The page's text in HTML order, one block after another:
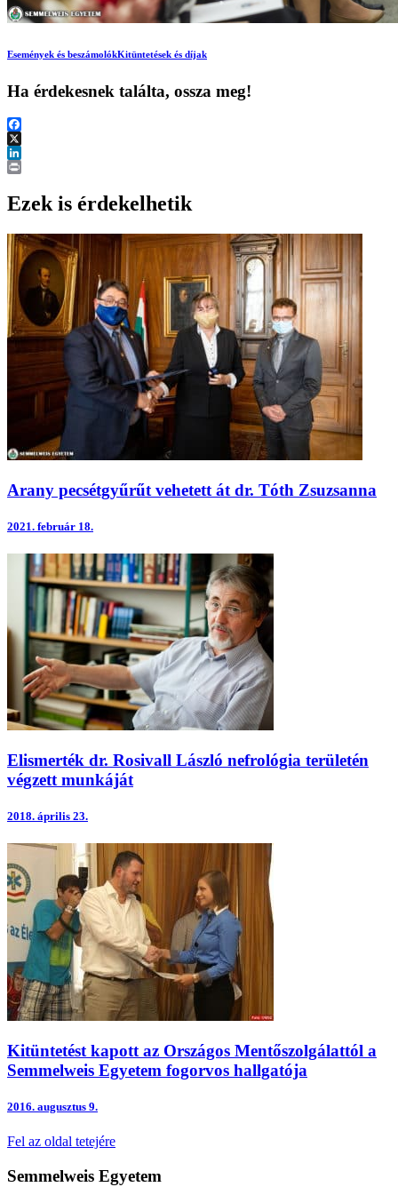
Események és beszámolókKitüntetések és díjak
Ha érdekesnek találta, ossza meg!
Facebook
X
LinkedIn
Ezek is érdekelhetik
Arany pecsétgyűrűt vehetett át dr. Tóth Zsuzsanna
2021. február 18.
Elismerték dr. Rosivall László nefrológia területén
végzett munkáját
2018. április 23.
Kitüntetést kapott az Országos Mentőszolgálattól a
Semmelweis Egyetem fogorvos hallgatója
2016. augusztus 9.
Fel az oldal tetejére
Semmelweis Egyetem